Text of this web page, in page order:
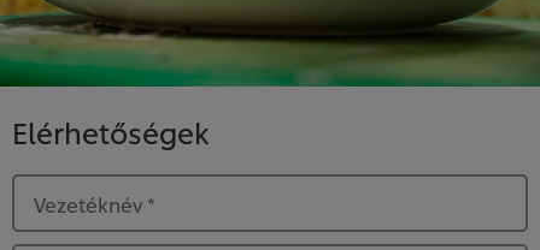
Elérhetőségek
Vezetéknév *